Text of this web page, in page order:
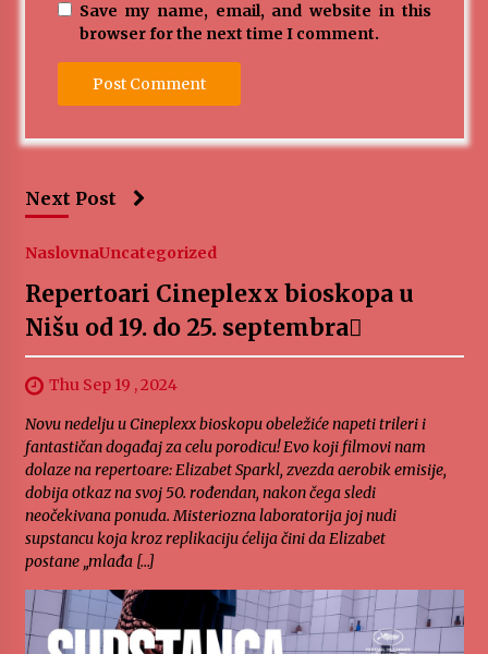
Save my name, email, and website in this
browser for the next time I comment.
Next Post
NaslovnaUncategorized
Repertoari Cineplexx bioskopa u
Nišu od 19. do 25. septembra
Thu Sep 19 , 2024
Novu nedelju u Cineplexx bioskopu obeležiće napeti trileri i
fantastičan događaj za celu porodicu! Evo koji filmovi nam
dolaze na repertoare: Elizabet Sparkl, zvezda aerobik emisije,
dobija otkaz na svoj 50. rođendan, nakon čega sledi
neočekivana ponuda. Misteriozna laboratorija joj nudi
supstancu koja kroz replikaciju ćelija čini da Elizabet
postane „mlađa […]